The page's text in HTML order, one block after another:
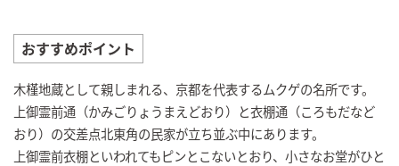
おすすめポイント
木槿地蔵として親しまれる、京都を代表するムクゲの名所です。
上御霊前通（かみごりょうまえどおり）と衣棚通（ころもだなど
おり）の交差点北東角の民家が立ち並ぶ中にあります。
上御霊前衣棚といわれてもピンとこないとおり、小さなお堂がひと